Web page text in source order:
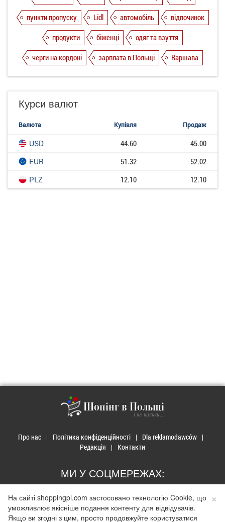
пункти пропуску
Lidl автомобіль
відпочинок
продукти
біженці
одяг та взуття
черги на кордоні
зарплата в Польщі Варшава
Курси валют
Валюта Купівля Продаж
USD 44.60
45.00
EUR
51.32
52.02
PLZ
12.10 12.10
Шопінг в Польщі
і не тільки...
Про нас Політика конфіденційності
Dla reklamodawców
Редакція
Контакти
МИ У СОЦМЕРЕЖАХ:
×
На сайті shoppingpl.com застосовано технологію Cookie, що
уможливлює якісніше подання контенту для відвідувачів.
Якщо ви згодні з цим, просто продовжуйте користуватися